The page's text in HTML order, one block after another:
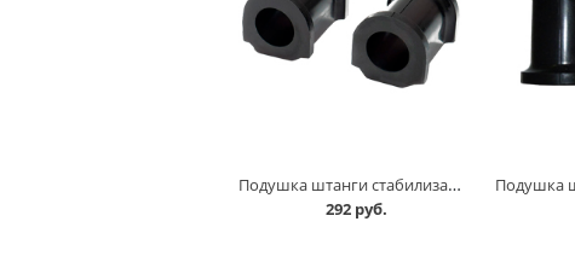
Подушка штанги стабилизатора 2192 /2шт/ CS-20 в Кургане
292 руб.